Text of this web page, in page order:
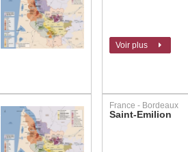
Voir plus
France - Bordeaux
Saint-Emilion